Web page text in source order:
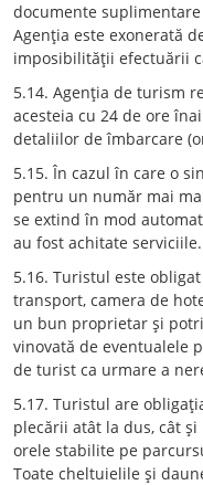
documente
Agenţia este exonerată
imposibilităţii efectuării
5.14. Agenţia de turism
acesteia cu 24 de ore
detaliilor de îmbarcare
5.15. În cazul în care o
pentru un număr mai
se extind în mod
au fost achitate serviciile.
5.16. Turistul este
transport, camera de
un bun proprietar şi
vinovată de eventualele
de turist ca urmare a
5.17. Turistul are
plecării atât la dus, cât
orele stabilite pe
Toate cheltuielile şi